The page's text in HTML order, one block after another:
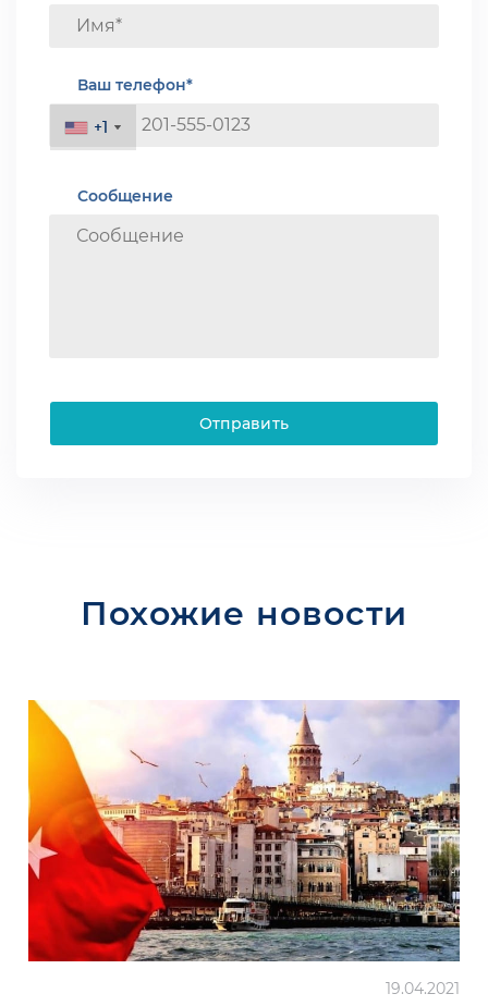
Ваш телефон*
+1
+1
Сообщение
Отправить
Похожие новости
19.04.2021